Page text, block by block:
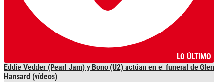
LO ÚLTIMO
Eddie Vedder (Pearl Jam) y Bono (U2) actúan en el funeral de Glen
Hansard (vídeos)